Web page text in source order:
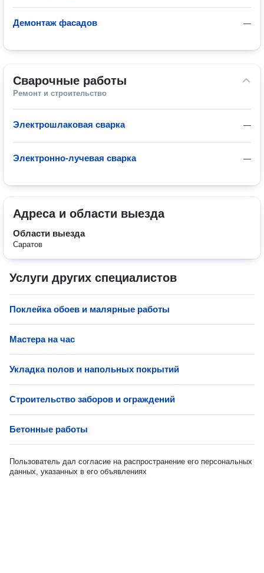
—
Демонтаж фасадов
Сварочные работы
Ремонт и строительство
—
Электрошлаковая сварка
—
Электронно-лучевая сварка
Адреса и области выезда
Области выезда
Саратов
Услуги других специалистов
Поклейка обоев и малярные работы
Мастера на час
Укладка полов и напольных покрытий
Строительство заборов и ограждений
Бетонные работы
Пользователь дал согласие на распространение его персональных
данных, указанных в его объявлениях